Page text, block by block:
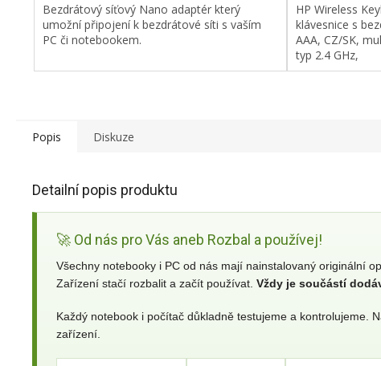
Bezdrátový síťový Nano adaptér který
umožní připojení k bezdrátové síti s vaším
PC či notebookem.
HP Wireless
klávesnice s
AAA, CZ/SK,
typ 2.4 GHz,
Popis Diskuze
Detailní popis produktu
🚀 Od nás pro Vás aneb Rozbal a používej!
Všechny notebooky i PC od nás mají nainstalovaný originální
Zařízení stačí rozbalit a začít používat. Vždy je součástí
Každý notebook i počítač důkladně testujeme a kontrolujeme.
zařízení.